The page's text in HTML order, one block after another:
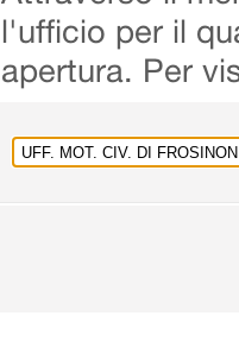
l'ufficio per il
apertura. Per